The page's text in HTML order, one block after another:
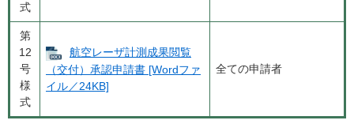
式
第
12
号
様
式
航空レーザ計測成果閲覧
（交付）承認申請書 [Wordファ
イル／24KB]
全ての申請者